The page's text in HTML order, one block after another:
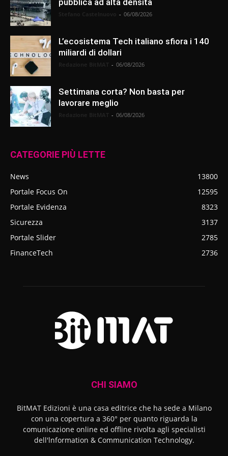
pubblica ad alta densità
- 06/08/2026
L’ecosistema Tech italiano sfiora i 140
miliardi di dollari
- 06/08/2026
Settimana corta? Non basta per
lavorare meglio
- 06/08/2026
CATEGORIE PIÙ LETTE
News
13800
Portale Focus On
12595
Portale Evidenza
8323
Sicurezza
3137
Portale Slider
2785
FinanceTech
2736
CHI SIAMO
BitMAT Edizioni è una casa editrice che ha sede a Milano
con una copertura a 360° per quanto riguarda la
comunicazione online ed offline rivolta agli specialisti
dell'lnformation & Communication Technology.